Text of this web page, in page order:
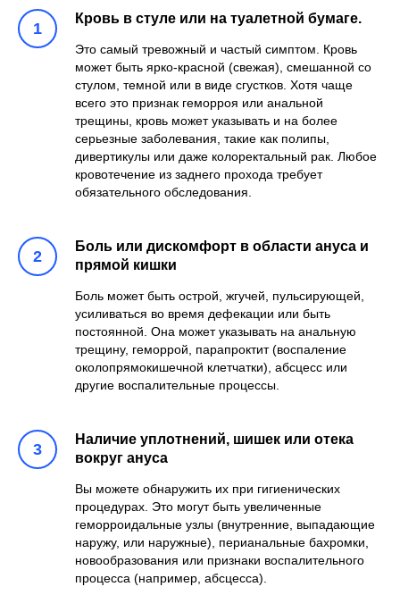
Кровь в стуле или на туалетной бумаге.
Это самый тревожный и частый симптом. Кровь
может быть ярко-красной (свежая), смешанной со
стулом, темной или в виде сгустков. Хотя чаще
всего это признак геморроя или анальной
трещины, кровь может указывать и на более
серьезные заболевания, такие как полипы,
дивертикулы или даже колоректальный рак. Любое
кровотечение из заднего прохода требует
обязательного обследования.
Боль или дискомфорт в области ануса и
прямой кишки
Боль может быть острой, жгучей, пульсирующей,
усиливаться во время дефекации или быть
постоянной. Она может указывать на анальную
трещину, геморрой, парапроктит (воспаление
околопрямокишечной клетчатки), абсцесс или
другие воспалительные процессы.
Наличие уплотнений, шишек или отека
вокруг ануса
Вы можете обнаружить их при гигиенических
процедурах. Это могут быть увеличенные
геморроидальные узлы (внутренние, выпадающие
наружу, или наружные), перианальные бахромки,
новообразования или признаки воспалительного
процесса (например, абсцесса).